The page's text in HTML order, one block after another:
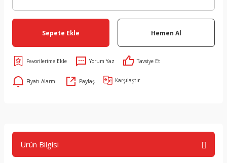
Sepete Ekle Hemen Al
Yorum Yaz Tavsiye Et
Fiyatı Alarmı Paylaş Karşılaştır
Ürün Bilgisi